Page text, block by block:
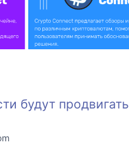
будут продвигать